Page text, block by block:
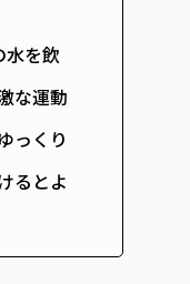
水を飲
な運動
っくり
るとよ